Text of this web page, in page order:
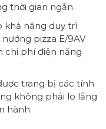
thời gian ngắn.
khả năng duy trì
pizza E/9AV
chi phí điện năng
trang bị các tính
không phải lo lắng
hành.